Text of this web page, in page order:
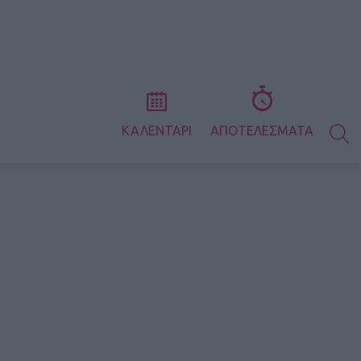
ΚΑΛΕΝΤΑΡΙ ΑΠΟΤΕΛΕΣΜΑΤΑ